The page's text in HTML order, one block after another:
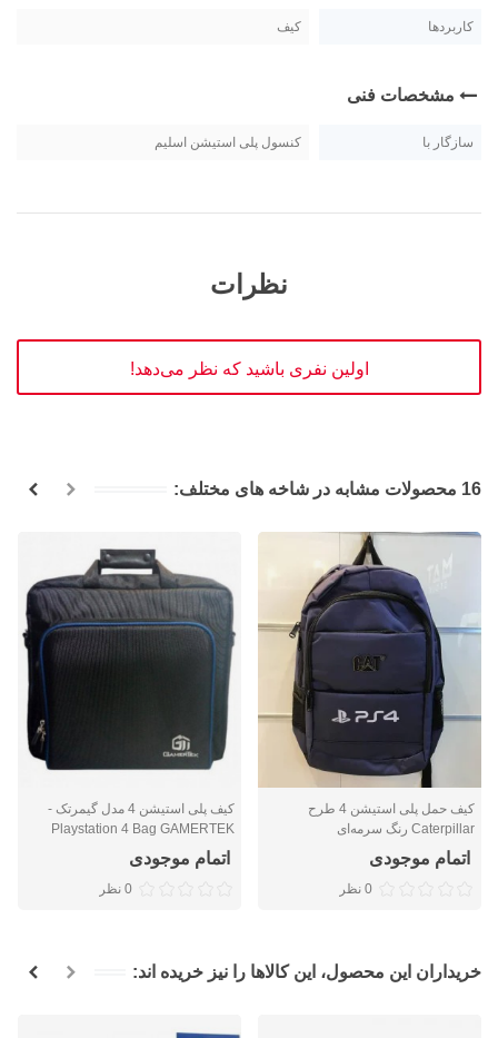
کاربردها کیف
مشخصات فنی
سازگار با کنسول پلی استیشن اسلیم
نظرات
اولین نفری باشید که نظر می‌دهد!
16 محصولات مشابه در شاخه های مختلف:
کیف حمل پلی استیشن 4 طرح
Caterpillar رنگ سرمه‌ای
اتمام موجودی
0 نظر
کیف پلی استیشن 4 مدل گیمرتک -
Playstation 4 Bag GAMERTEK
اتمام موجودی
0 نظر
خریداران این محصول، این کالاها را نیز خریده اند: